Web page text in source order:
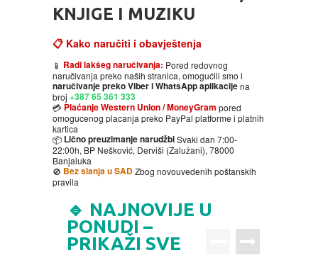
MUSIC DVD
MTEL PREPAID SIM CARD
SLANJE PAKETA
GIFT CODE
KNJIGE
AUTOBIOGRAFIJA
AVANTURISTIČKI
BIOGRAFIJA
BOJANKE
MUZIKA
NARODNA
ZABAVNA
DJECIJA
NEGA TELA
BECUTAN
HRANA I PICE
KNJIGE I MUZIKU
📋 Kako naručiti i obavještenja
📱 Radi lakšeg naručivanja: Pored redovnog
naručivanja preko naših stranica, omogućili smo i
naručivanje preko Viber i WhatsApp aplikacijena
broj +387 65 361 333
💳 Plaćanje Western Union / MoneyGram pored
omogucenog placanja preko PayPal platforme i platnih
kartica
📦 Lično preuzimanje narudžbiSvaki dan 7:00-
22:00h, BP Nešković, Derviši (Zalužani), 78000
Banjaluka
🚫 Bez slanja u SADZbog novouvedenih poštanskih
pravila
🔹 NAJNOVIJE U
PONUDI –
PRIKAŽI SVE